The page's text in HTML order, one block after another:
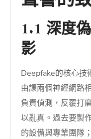
1.1 深度
影
Deepfake的核心技
由讓兩個神經網路
負責偵測，反覆打
以亂真。過去要製
的設備與專業團隊